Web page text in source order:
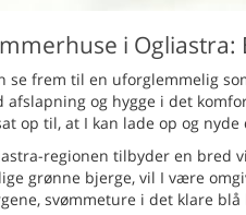
i
se frem til en uforglemmelig
afslapning og hygge i det
op til, at I kan lade op og
regionen tilbyder en bred
grønne bjerge, vil I være
svømmeture i det klare